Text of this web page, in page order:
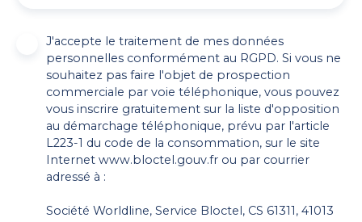
J'accepte le traitement de mes données
personnelles conformément au RGPD. Si vous ne
souhaitez pas faire l'objet de prospection
commerciale par voie téléphonique, vous pouvez
vous inscrire gratuitement sur la liste d'opposition
au démarchage téléphonique, prévu par l'article
L223-1 du code de la consommation, sur le site
Internet www.bloctel.gouv.fr ou par courrier
adressé à :
Société Worldline, Service Bloctel, CS 61311, 41013